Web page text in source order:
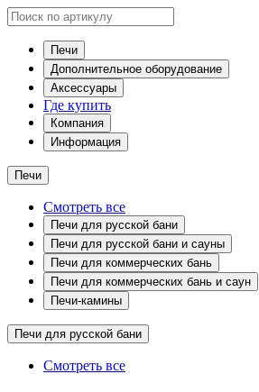
Печи
Дополнительное оборудование
Аксессуары
Где купить
Компания
Информация
Печи
Смотреть все
Печи для русской бани
Печи для русской бани и сауны
Печи для коммерческих бань
Печи для коммерческих бань и саун
Печи-камины
Печи для русской бани
Смотреть все